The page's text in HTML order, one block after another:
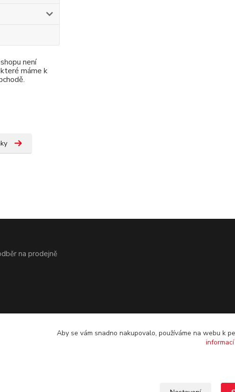
není
máme k
na prodejně
Aby se vám snadno nakupovalo, používáme na webu k
informací